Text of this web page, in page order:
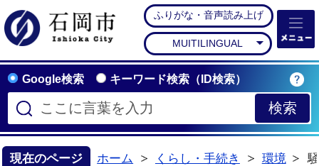
石岡市公式ホームペー
ふりがな・音声読み上げ
MUITILINGUAL
Google検索 キーワード検索（ID検索）
現在のページ ホーム
くらし・手続き
環境